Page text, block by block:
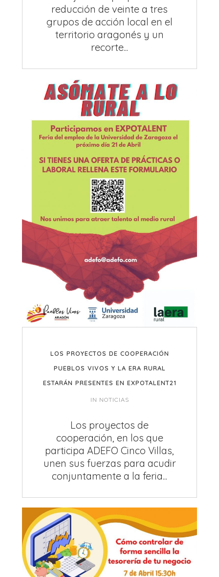
reducción de veinte a tres
grupos de acción local en el
territorio aragonés y un
recorte...
LOS PROYECTOS DE COOPERACIÓN
PUEBLOS VIVOS Y LA ERA RURAL
ESTARÁN PRESENTES EN EXPOTALENT21
IN NOTICIAS
Los proyectos de
cooperación, en los que
participa ADEFO Cinco Villas,
unen sus fuerzas para acudir
conjuntamente a la feria...